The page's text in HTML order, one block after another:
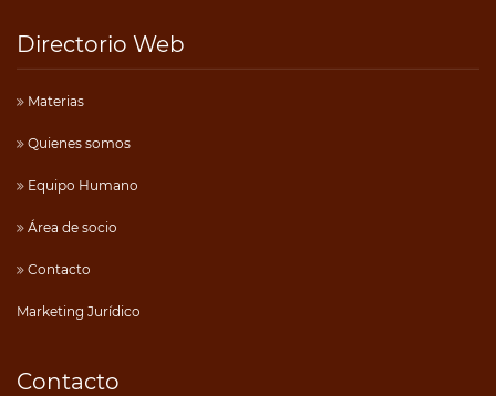
Directorio Web
Materias
Quienes somos
Equipo Humano
Área de socio
Contacto
Marketing Jurídico
Contacto